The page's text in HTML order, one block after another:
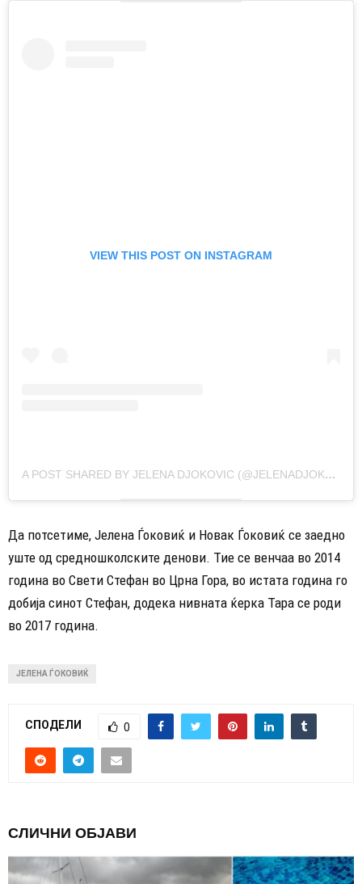
VIEW THIS POST ON INSTAGRAM
A POST SHARED BY JELENA DJOKOVIC (@JELENADJOKOVICNDF)
Да потсетиме, Јелена Ѓоковиќ и Новак Ѓоковиќ се заедно
уште од средношколските денови. Тие се венчаа во 2014
година во Свети Стефан во Црна Гора, во истата година го
добија синот Стефан, додека нивната ќерка Тара се роди
во 2017 година.
ЈЕЛЕНА ЃОКОВИЌ
СПОДЕЛИ 0
СЛИЧНИ ОБЈАВИ